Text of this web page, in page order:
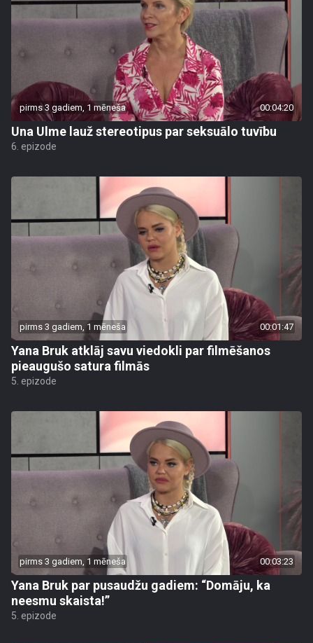
pirms 3 gadiem, 1 mēneša 00:04:20
Una Ulme lauž stereotipus par seksuālo tuvību
6. epizode
pirms 3 gadiem, 1 mēneša 00:01:47
Yana Bruk atklāj savu viedokli par filmēšanos
pieaugušo satura filmās
5. epizode
pirms 3 gadiem, 1 mēneša 00:03:23
Yana Bruk par pusaudžu gadiem: “Domāju, ka
neesmu skaista!”
5. epizode